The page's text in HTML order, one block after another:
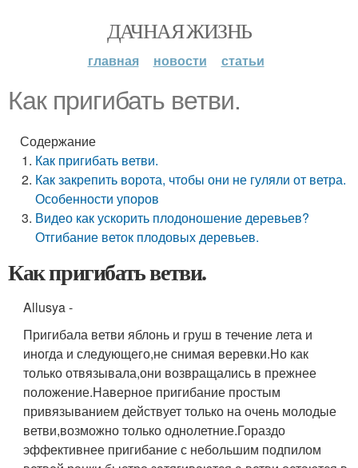
ДАЧНАЯ ЖИЗНЬ
главная новости статьи
Как пригибать ветви.
Содержание
Как пригибать ветви.
Как закрепить ворота, чтобы они не гуляли от ветра.
Особенности упоров
Видео как ускорить плодоношение деревьев?
Отгибание веток плодовых деревьев.
Как пригибать ветви.
Allusya-
Пригибала ветви яблонь и груш в течение лета и
иногда и следующего,не снимая веревки.Но как
только отвязывала,они возвращались в прежнее
положение.Наверное пригибание простым
привязыванием действует только на очень молодые
ветви,возможно только однолетние.Гораздо
эффективнее пригибание с небольшим подпилом